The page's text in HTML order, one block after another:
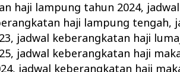
haji lampung tahun 2024,
haji lampung tengah,
, jadwal keberangkatan haji
, jadwal keberangkatan haji